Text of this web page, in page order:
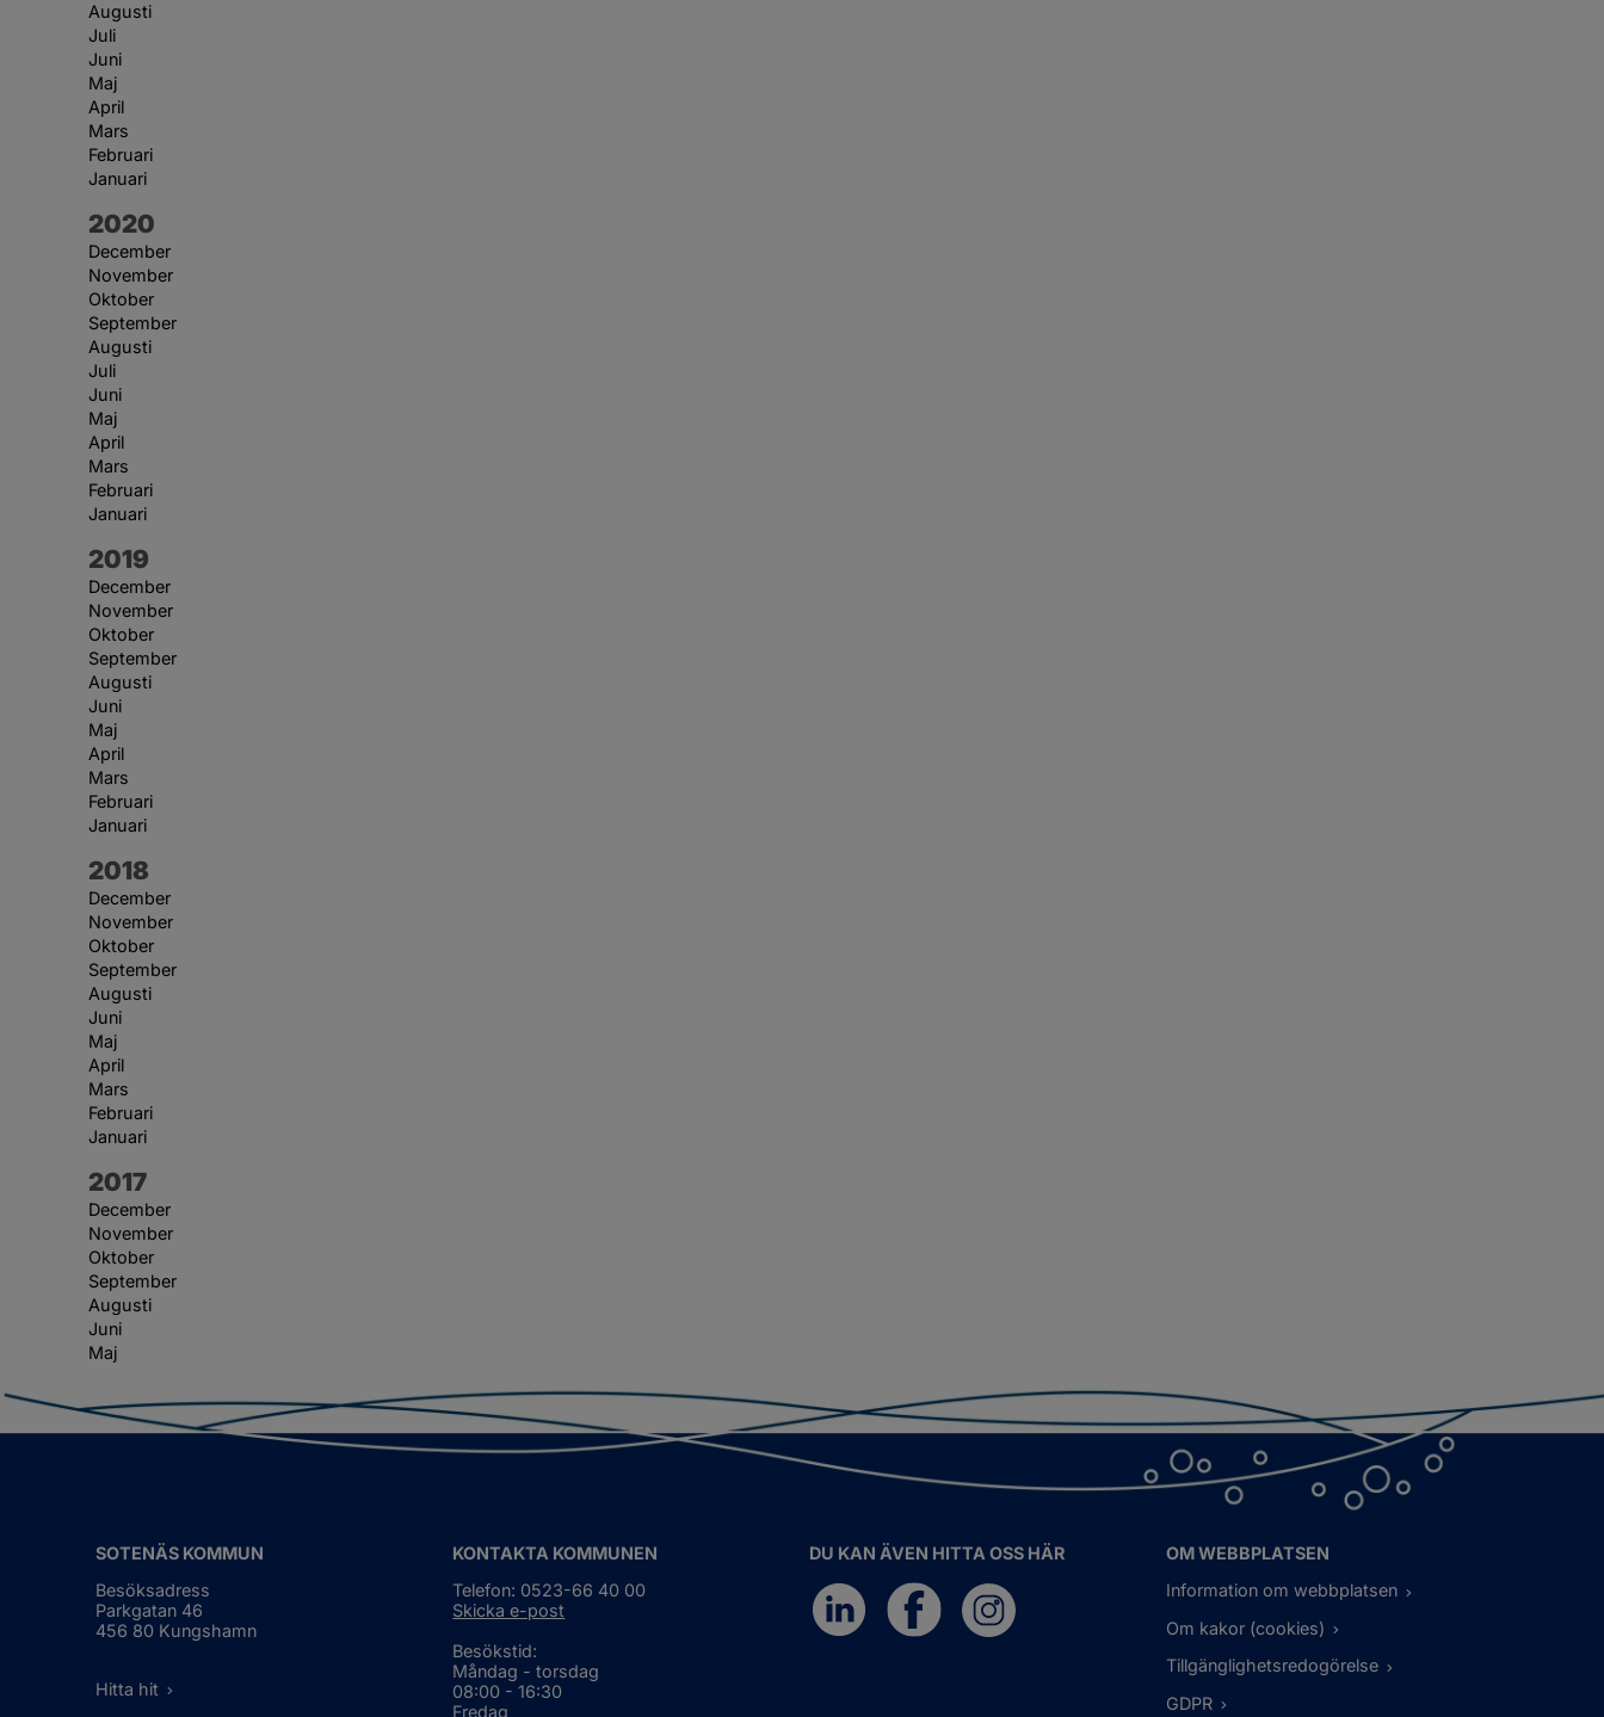
Augusti
Juli
Juni
Maj
April
Mars
Februari
Januari
År:
2020
December
November
Oktober
September
Augusti
Juli
Juni
Maj
April
Mars
Februari
Januari
År:
2019
December
November
Oktober
September
Augusti
Juni
Maj
April
Mars
Februari
Januari
År:
2018
December
November
Oktober
September
Augusti
Juni
Maj
April
Mars
Februari
Januari
År:
2017
December
November
Oktober
September
Augusti
Juni
Maj
SOTENÄS KOMMUN
Besöksadress
Parkgatan 46
456 80 Kungshamn
Hitta hit
KONTAKTA KOMMUNEN
Telefon: 0523-66 40 00
Skicka e-post
Besökstid:
Måndag - torsdag
08:00 - 16:30
Fredag
DU KAN ÄVEN HITTA OSS HÄR
OM WEBBPLATSEN
Information om webbplatsen
Om kakor (cookies)
Tillgänglighetsredogörelse
GDPR